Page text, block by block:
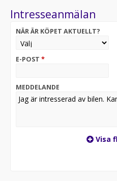
Antispinn, Airbag förare,
Avbländande backspegel,
(fram), Elinfällbara
Regnsensor,
Varmt välkommen in till oss
för en provkörning!
kortbetalningar och godtar
Registreringsavgift
kontantbetalning (sedlar)
tar vi Swish och
Intresseanmälan
NÄR ÄR KÖPET AKTUELLT?
E-POST *
MEDDELANDE
Visa